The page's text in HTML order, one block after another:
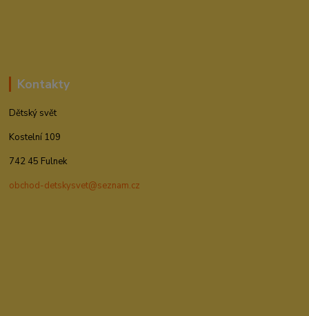
Kontakty
Dětský svět
Kostelní 109
742 45 Fulnek
obchod-detskysvet@seznam.cz